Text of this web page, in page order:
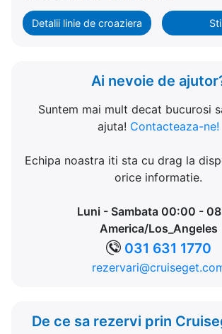
Detalii linie de croaziera
Ai nevoie de
Suntem mai mult decat bucurosi
ajuta! Contacteaza-ne!
Echipa noastra iti sta cu drag la
orice informatie.
Luni - Sambata 00:00 -
America/Los_Angeles
031 631 1770
De ce sa rezervi prin